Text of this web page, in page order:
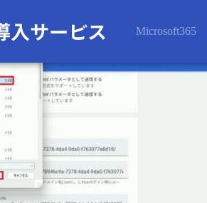
Microsoft365